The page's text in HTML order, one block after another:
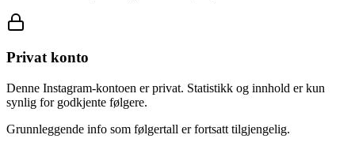
Privat konto
Denne Instagram-kontoen er privat. Statistikk og innhold er kun
synlig for godkjente følgere.
Grunnleggende info som følgertall er fortsatt tilgjengelig.